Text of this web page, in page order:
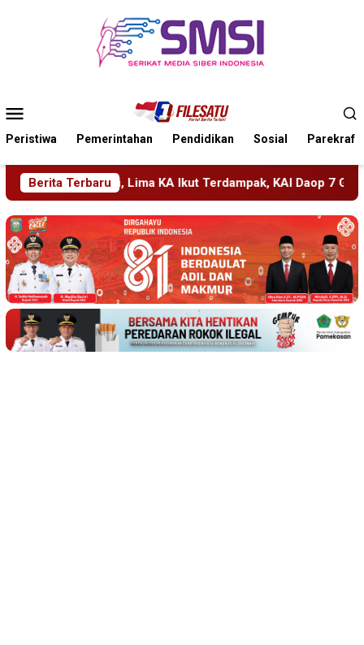
Mobile
Peristiwa Pemerintahan Pendidikan Sosial Parekraf
Berita Terbaru
KAI Daop 7 Gerak Cepat Pulihkan Layanan